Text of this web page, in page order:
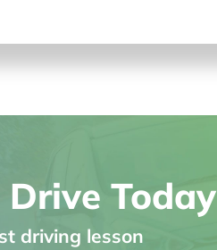
Today
driving lesson